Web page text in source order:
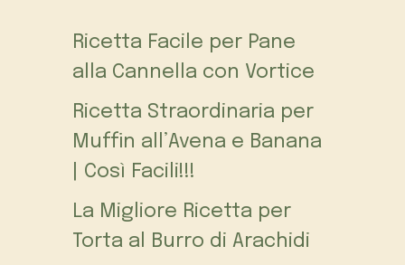
Ricetta Facile per Pane
alla Cannella con Vortice
Ricetta Straordinaria per
Muffin all’Avena e Banana
| Così Facili!!!
La Migliore Ricetta per
Torta al Burro di Arachidi